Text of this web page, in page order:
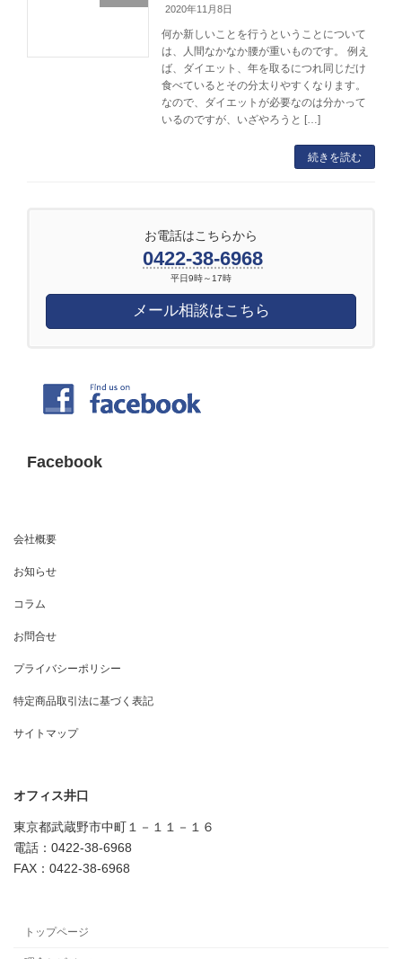
2020年11月8日
何か新しいことを行うということについて
は、人間なかなか腰が重いものです。 例え
ば、ダイエット、年を取るにつれ同じだけ
食べているとその分太りやすくなります。
なので、ダイエットが必要なのは分かって
いるのですが、いざやろうと […]
続きを読む
お電話はこちらから
0422-38-6968
平日9時～17時
メール相談はこちら
Facebook
会社概要
お知らせ
コラム
お問合せ
プライバシーポリシー
特定商品取引法に基づく表記
サイトマップ
オフィス井口
東京都武蔵野市中町１－１１－１６
電話：0422-38-6968
FAX：0422-38-6968
トップページ